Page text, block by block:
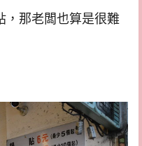
，那老闆也算是很難